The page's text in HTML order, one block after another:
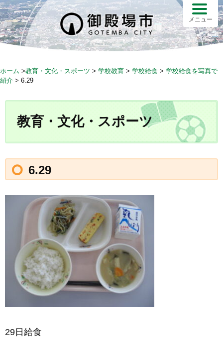
S
k
i
p
c
メニュー
ホーム >教育・文化・スポーツ > 学校教育 > 学校給食 > 学校給食を写真で
紹介 > 6.29
教育・文化・スポーツ
6.29
29日給食